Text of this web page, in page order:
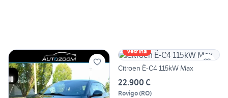
Vetrina
Citroen Ë-C4 115kW Max
22.900 €
Rovigo(RO)